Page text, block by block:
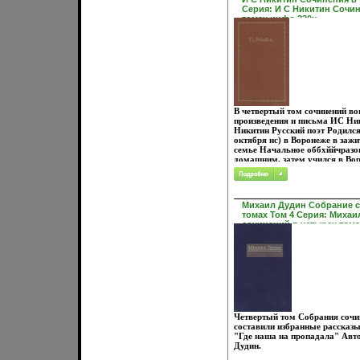
Лебедянсвдфзткого уезда
семье пономаря Учился в
семинарии, ряд лет
Тамбовщине Писатель
трагических судьбах
бедноты ("Расправа", .
Серия: И С Никитин
томах инфо 230u.
В четвертый том сочинений
произведения и письма ИС
Никитин Русский поэт
октября нс) в Воронеже в
семье Начальное
домашним, затем учился в
духовном училище (1833 - 39)
продолжил в духовной
Михаил Дудин Собрание
томах Том 4 Серия:
сочинений в четырех
Четвертый том Собрания
составили избранные
"Где наша на пропадала"
Дудин.